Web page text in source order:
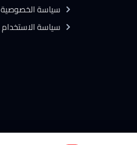
سياسة الخصوصية
سياسة الاستخدام